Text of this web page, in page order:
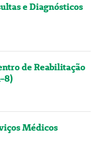
e Diagnósticos
de Reabilitação
8)
Médicos